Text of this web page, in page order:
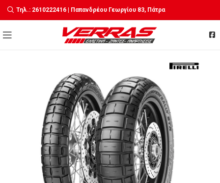
Τηλ.: 2610222416 | Παπανδρέου Γεωργίου 83, Πάτρα